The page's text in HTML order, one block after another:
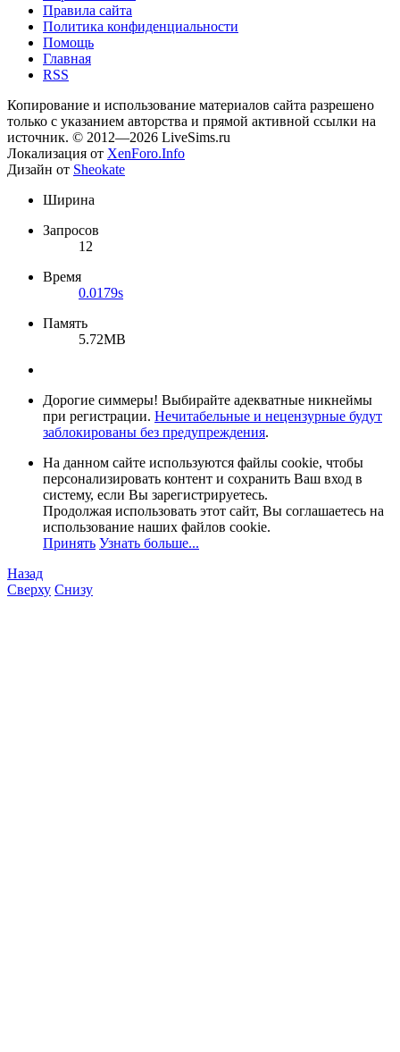
Правила сайта
Политика конфиденциальности
Помощь
Главная
RSS
Копирование и использование материалов сайта разрешено
только с указанием авторства и прямой активной ссылки на
источник. © 2012—2026 LiveSims.ru
Локализация от XenForo.Info
Дизайн от Sheokate
Ширина
Запросов
12
Время
0.0179s
Память
5.72MB
Дорогие симмеры! Выбирайте адекватные никнеймы
при регистрации. Нечитабельные и нецензурные будут
заблокированы без предупреждения.
На данном сайте используются файлы cookie, чтобы
персонализировать контент и сохранить Ваш вход в
систему, если Вы зарегистрируетесь.
Продолжая использовать этот сайт, Вы соглашаетесь на
использование наших файлов cookie.
Принять Узнать больше...
Назад
Сверху Снизу